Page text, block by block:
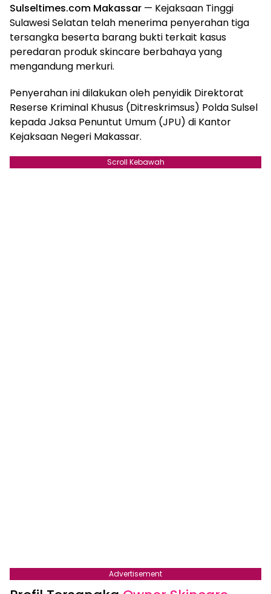
Sulseltimes.com Makassar — Kejaksaan Tinggi
Sulawesi Selatan telah menerima penyerahan tiga
tersangka beserta barang bukti terkait kasus
peredaran produk skincare berbahaya yang
mengandung merkuri.
Penyerahan ini dilakukan oleh penyidik Direktorat
Reserse Kriminal Khusus (Ditreskrimsus) Polda Sulsel
kepada Jaksa Penuntut Umum (JPU) di Kantor
Kejaksaan Negeri Makassar.
Scroll Kebawah
Advertisement